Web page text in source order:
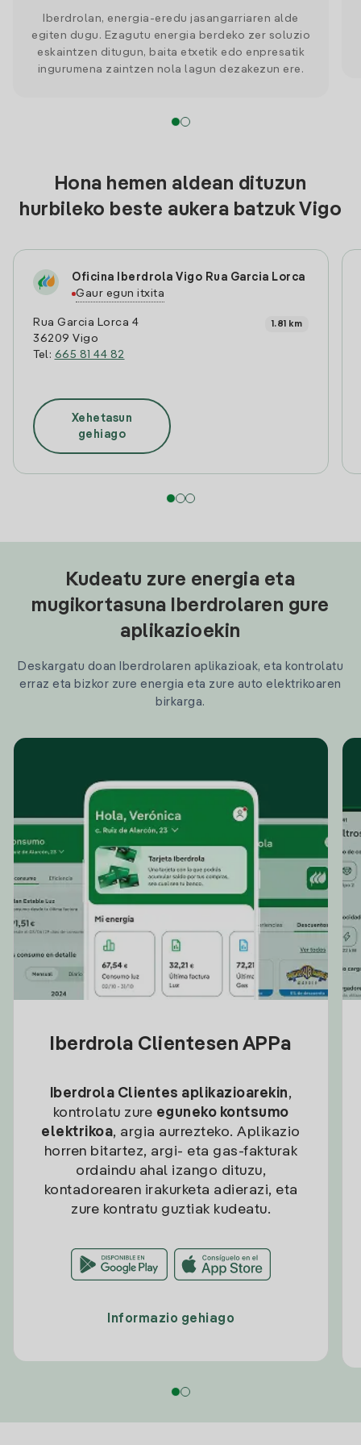
Iberdrolan, energia-eredu jasangarriaren alde
egiten dugu. Ezagutu energia berdeko zer soluzio
eskaintzen ditugun, baita etxetik edo enpresatik
ingurumena zaintzen nola lagun dezakezun ere.
Hona hemen aldean dituzun
hurbileko beste aukera batzuk Vigo
Oficina Iberdrola Vigo Rua Garcia Lorca
Gaur egun itxita
Rua Garcia Lorca 4
36209 Vigo
Tel: 665 81 44 82
1.81 km
Xehetasun
gehiago
Kudeatu zure energia eta
mugikortasuna Iberdrolaren gure
aplikazioekin
Deskargatu doan Iberdrolaren aplikazioak, eta kontrolatu
erraz eta bizkor zure energia eta zure auto elektrikoaren
birkarga.
Iberdrola Clientesen APPa
Iberdrola Clientes aplikazioarekin,
kontrolatu zure eguneko kontsumo
elektrikoa, argia aurrezteko. Aplikazio
horren bitartez, argi- eta gas-fakturak
ordaindu ahal izango dituzu,
kontadorearen irakurketa adierazi, eta
zure kontratu guztiak kudeatu.
Informazio gehiago